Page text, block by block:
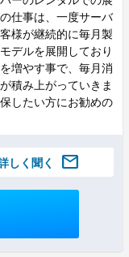
仕事は、一度サーバ
様が継続的に毎月製
デルを展開しており
増やす事で、毎月消
積み上がっていきま
したい方にお勧めの
しく聞く mail